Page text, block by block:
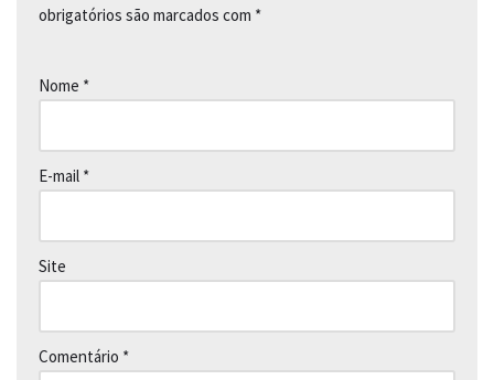
obrigatórios são marcados com *
Nome *
E-mail *
Site
Comentário *